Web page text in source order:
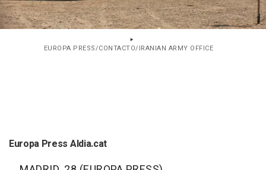
EUROPA PRESS/CONTACTO/IRANIAN ARMY OFFICE
Europa Press Aldia.cat